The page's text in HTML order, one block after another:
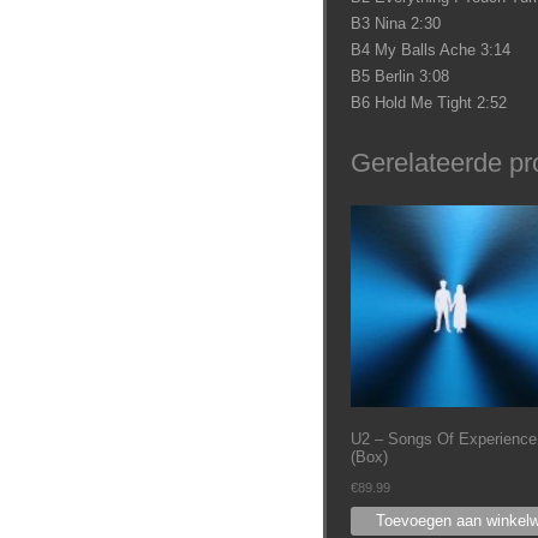
B3 Nina 2:30
B4 My Balls Ache 3:14
B5 Berlin 3:08
B6 Hold Me Tight 2:52
Gerelateerde
U2 ‎– Songs Of Experience
(Box)
€89.99
Toevoegen aan